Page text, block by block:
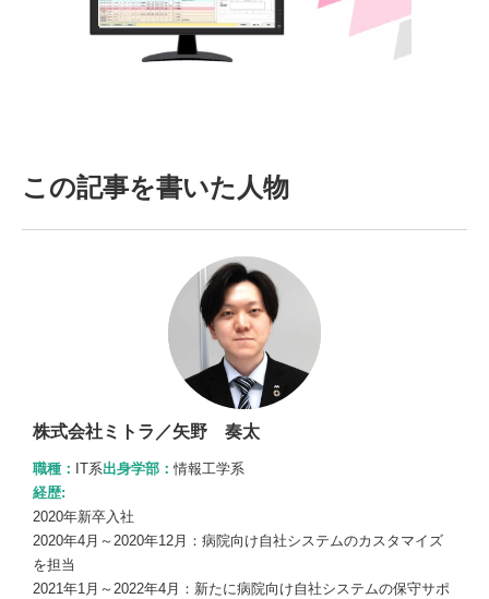
この記事を書いた人物
株式会社ミトラ／矢野 奏太
職種： IT系出身学部：情報工学系
経歴:
2020年新卒入社
2020年4月～2020年12月：病院向け自社システムのカスタマイズ
を担当
2021年1月～2022年4月：新たに病院向け自社システムの保守サポ